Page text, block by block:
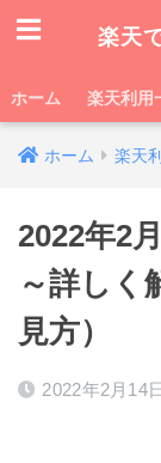
楽天
ホーム 楽天利用
ホーム 楽天
2022年2
～詳しく
見方）
2022年2月14日